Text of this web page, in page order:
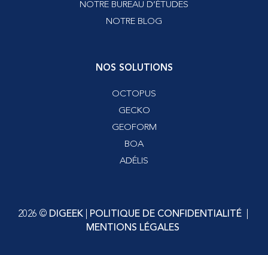
NOTRE BUREAU D’ÉTUDES
NOTRE BLOG
NOS SOLUTIONS
OCTOPUS
GECKO
GEOFORM
BOA
ADÉLIS
2026 © DIGEEK| POLITIQUE DE CONFIDENTIALITÉ|
MENTIONS LÉGALES